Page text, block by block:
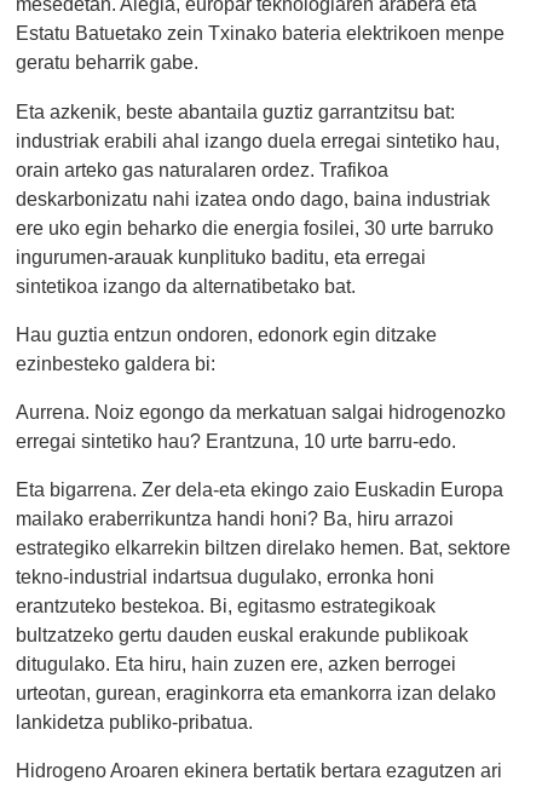
Estatu Batuetako zein Txinako bateria elektrikoen menpe
geratu beharrik gabe.
Eta azkenik, beste abantaila guztiz garrantzitsu bat:
industriak erabili ahal izango duela erregai sintetiko hau,
orain arteko gas naturalaren ordez. Trafikoa
deskarbonizatu nahi izatea ondo dago, baina industriak
ere uko egin beharko die energia fosilei, 30 urte barruko
ingurumen-arauak kunplituko baditu, eta erregai
sintetikoa izango da alternatibetako bat.
Hau guztia entzun ondoren, edonork egin ditzake
ezinbesteko galdera bi:
Aurrena. Noiz egongo da merkatuan salgai hidrogenozko
erregai sintetiko hau? Erantzuna, 10 urte barru-edo.
Eta bigarrena. Zer dela-eta ekingo zaio Euskadin Europa
mailako eraberrikuntza handi honi? Ba, hiru arrazoi
estrategiko elkarrekin biltzen direlako hemen. Bat, sektore
tekno-industrial indartsua dugulako, erronka honi
erantzuteko bestekoa. Bi, egitasmo estrategikoak
bultzatzeko gertu dauden euskal erakunde publikoak
ditugulako. Eta hiru, hain zuzen ere, azken berrogei
urteotan, gurean, eraginkorra eta emankorra izan delako
lankidetza publiko-pribatua.
Hidrogeno Aroaren ekinera bertatik bertara ezagutzen ari